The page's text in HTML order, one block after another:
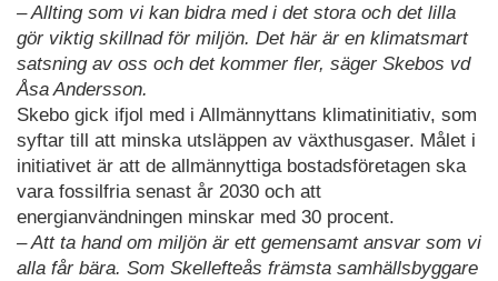
– Allting som vi kan bidra med i det stora och det lilla
gör viktig skillnad för miljön. Det här är en klimatsmart
satsning av oss och det kommer fler, säger Skebos vd
Åsa Andersson.
Skebo gick ifjol med i Allmännyttans klimatinitiativ, som
syftar till att minska utsläppen av växthusgaser. Målet i
initiativet är att de allmännyttiga bostadsföretagen ska
vara fossilfria senast år 2030 och att
energianvändningen minskar med 30 procent.
– Att ta hand om miljön är ett gemensamt ansvar som vi
alla får bära. Som Skellefteås främsta samhällsbyggare